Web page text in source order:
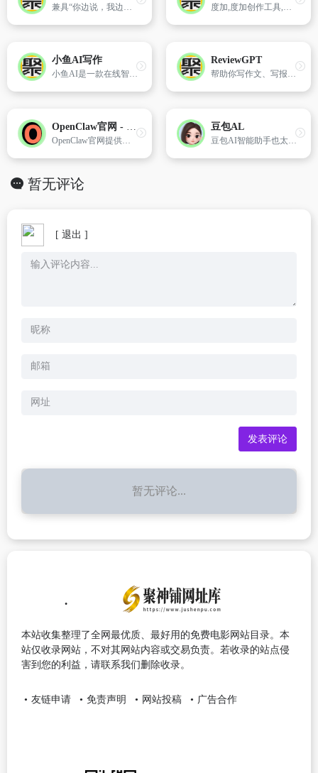
兼具“你边说，我边译”的中日韩英同声传译、双语对照网页翻译、文献翻译、文档翻译、视频字幕翻译功能。 度加,度加创作工具,百度AIGC,AI成片,图文成片,文字成片,AI笔记,智能图文生成,AI数字人,AI改写,AI文案,AI灵感库,AI热点推荐,AI配音,AI素材合成
小鱼AI写作
小鱼AI是一款在线智能AI写作平台
ReviewGPT
帮助你写作文、写报告、写邮件等各种写作场景
OpenClaw官网 - 龙虾本地部署/安装下载/在线使用
OpenClaw官网提供本地部署、安装下载、在线使用等服务，支持Windows、MacOS、Android、iOS等平台，可以浏览、选择并安装使用由OpenClaw官方Skills商店及开发者创建的各类专项技能模块，一键对接飞书、钉钉、企微、微信、QQ、Zoom等平台。
豆包AL
豆包AI智能助手也太好用了吧 - 豆包官网登录入口,立即体验
暂无评论
[ 退出 ]
暂无评论...
本站收集整理了全网最优质、最好用的免费电影网站目录。本
站仅收录网站，不对其网站内容或交易负责。若收录的站点侵
害到您的利益，请联系我们删除收录。
友链申请 免责声明 网站投稿 广告合作